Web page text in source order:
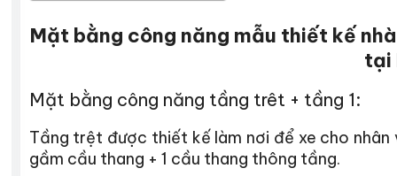
Mặt bằng công năng mẫu thiết kế
tại
Mặt bằng công năng tầng trêt + tầng 1:
Tầng trệt được thiết kế làm nơi để xe cho
gầm cầu thang + 1 cầu thang thông tầng.